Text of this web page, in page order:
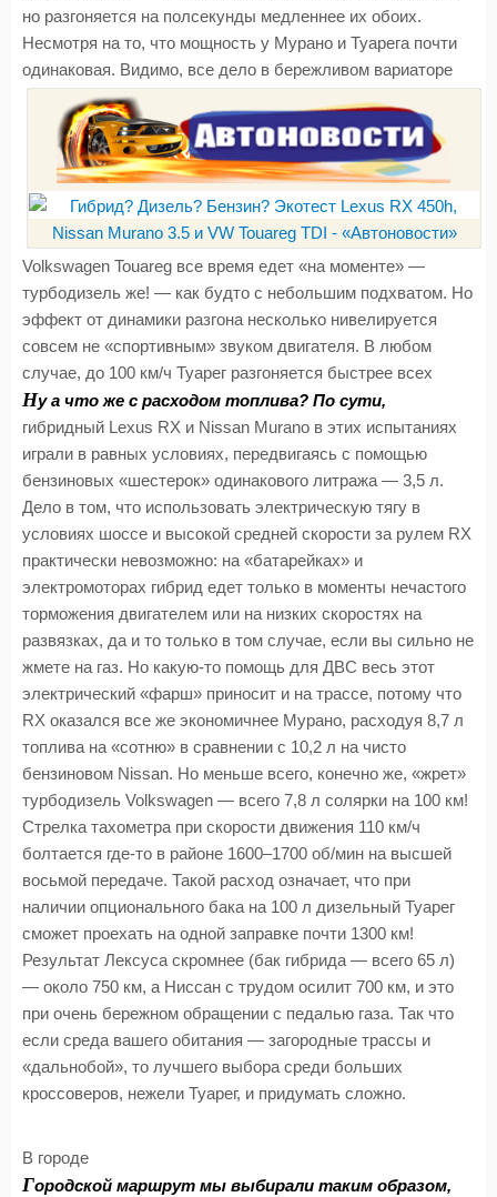
но разгоняется на полсекунды медленнее их обоих.
Несмотря на то, что мощность у Мурано и Туарега почти
одинаковая. Видимо, все дело в бережливом вариаторе
Volkswagen Touareg все время едет «на моменте» —
турбодизель же! — как будто с небольшим подхватом. Но
эффект от динамики разгона несколько нивелируется
совсем не «спортивным» звуком двигателя. В любом
случае, до 100 км/ч Туарег разгоняется быстрее всех
Ну а что же с расходом топлива? По сути,
гибридный Lexus RX и Nissan Murano в этих испытаниях
играли в равных условиях, передвигаясь с помощью
бензиновых «шестерок» одинакового литража — 3,5 л.
Дело в том, что использовать электрическую тягу в
условиях шоссе и высокой средней скорости за рулем RX
практически невозможно: на «батарейках» и
электромоторах гибрид едет только в моменты нечастого
торможения двигателем или на низких скоростях на
развязках, да и то только в том случае, если вы сильно не
жмете на газ. Но какую-то помощь для ДВС весь этот
электрический «фарш» приносит и на трассе, потому что
RX оказался все же экономичнее Мурано, расходуя 8,7 л
топлива на «сотню» в сравнении с 10,2 л на чисто
бензиновом Nissan. Но меньше всего, конечно же, «жрет»
турбодизель Volkswagen — всего 7,8 л солярки на 100 км!
Стрелка тахометра при скорости движения 110 км/ч
болтается где-то в районе 1600–1700 об/мин на высшей
восьмой передаче. Такой расход означает, что при
наличии опционального бака на 100 л дизельный Туарег
сможет проехать на одной заправке почти 1300 км!
Результат Лексуса скромнее (бак гибрида — всего 65 л)
— около 750 км, а Ниссан с трудом осилит 700 км, и это
при очень бережном обращении с педалью газа. Так что
если среда вашего обитания — загородные трассы и
«дальнобой», то лучшего выбора среди больших
кроссоверов, нежели Туарег, и придумать сложно.
В городе
Городской маршрут мы выбирали таким образом,